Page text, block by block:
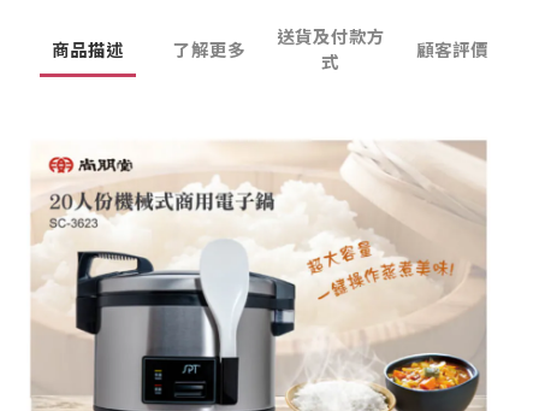
商品描述 了解更多
送貨及付款方
式
顧客評價